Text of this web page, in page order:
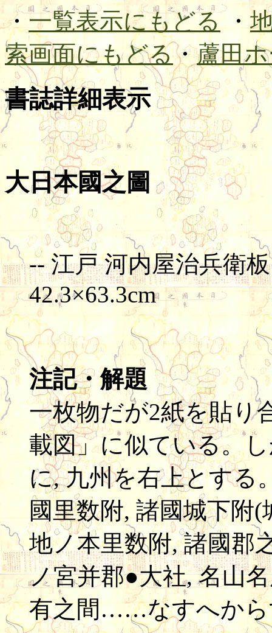
・一覧表示にもどる・
索画面にもどる・蘆田
書誌詳細表示
大日本國之圖
-- 江戸 河内屋治兵衛
42.3×63.3cm
注記・解題
一枚物だが2紙を貼り
載図」に似ている。
に, 九州を右上とする
國里数附, 諸國城下附
地ノ本里数附, 諸國郡
ノ宮并郡●大社, 名山
有之間……なすへから